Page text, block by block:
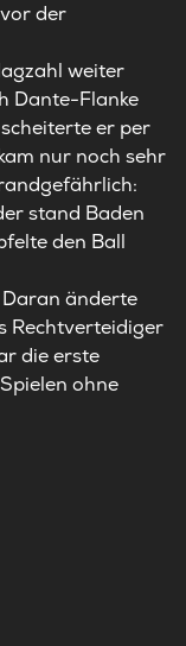
der
weiter
Dante-Flanke
er per
nur noch sehr
stand Baden
den Ball
änderte
Rechtverteidiger
die erste
ohne